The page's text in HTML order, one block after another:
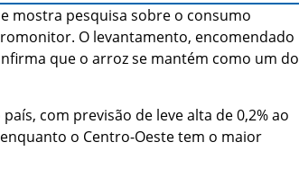
mostra pesquisa sobre o consumo
O levantamento, encomendado
que o arroz se mantém como um
com previsão de leve alta de 0,2% ao
o Centro-Oeste tem o maior